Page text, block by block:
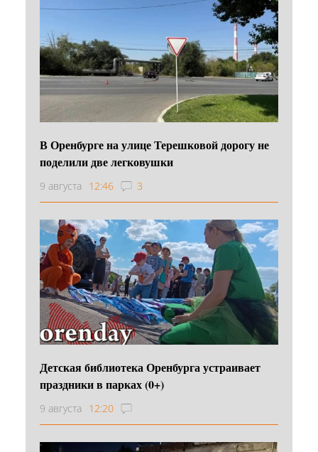
В Оренбурге на улице Терешковой дорогу не
поделили две легковушки
9 августа 12:46 3
Детская библиотека Оренбурга устраивает
праздники в парках (0+)
9 августа 12:20